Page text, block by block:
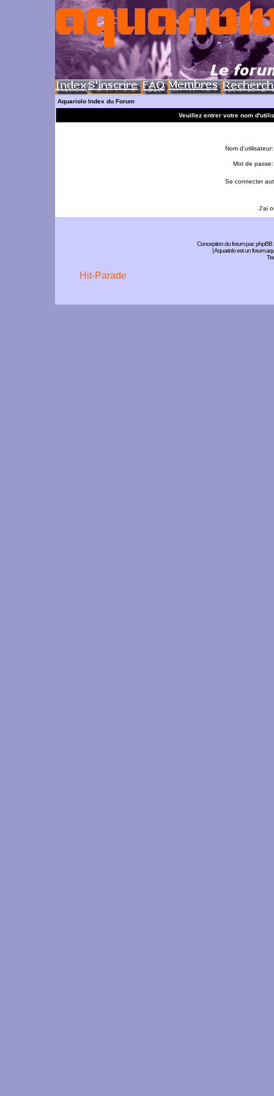
Aquariolo Index du Forum
Veuillez entrer votre nom
Nom d'utilisateur:
Mot de passe:
Se connecter
J'ai
Conception du forum par:phpBB
| Aquariolo est un forum